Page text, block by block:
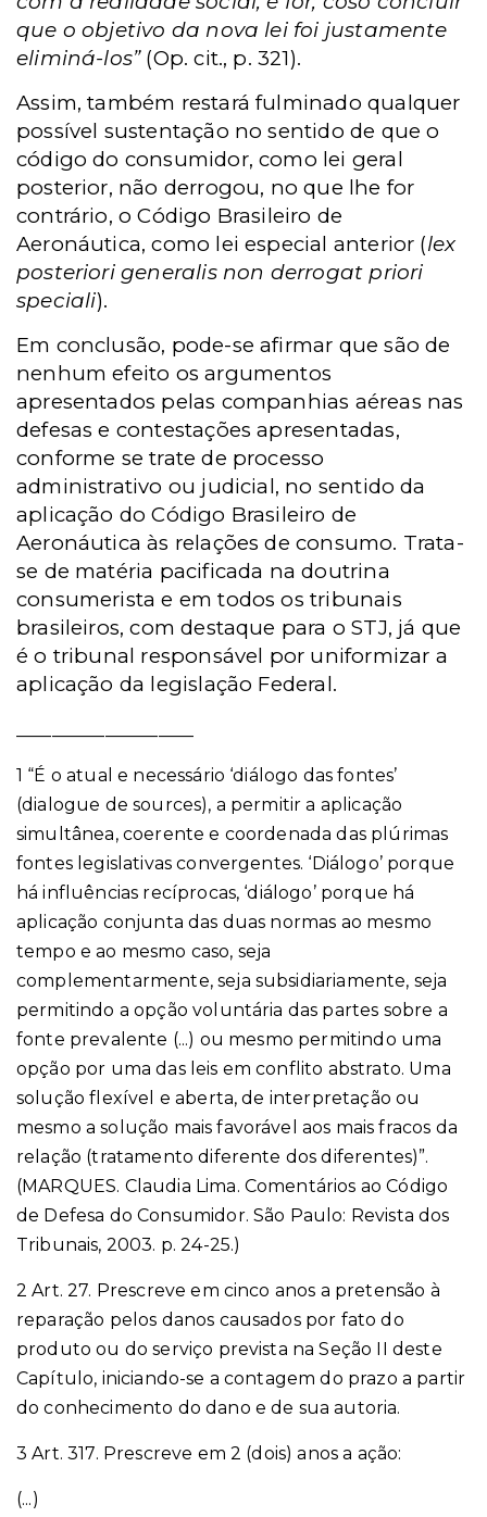
que o objetivo da nova lei foi justamente
eliminá-los”(Op. cit., p. 321).
Assim, também restará fulminado qualquer
possível sustentação no sentido de que o
código do consumidor, como lei geral
posterior, não derrogou, no que lhe for
contrário, o Código Brasileiro de
Aeronáutica, como lei especial anterior (lex
posteriori generalis non derrogat priori
speciali).
Em conclusão, pode-se afirmar que são de
nenhum efeito os argumentos
apresentados pelas companhias aéreas nas
defesas e contestações apresentadas,
conforme se trate de processo
administrativo ou judicial, no sentido da
aplicação do Código Brasileiro de
Aeronáutica às relações de consumo. Trata-
se de matéria pacificada na doutrina
consumerista e em todos os tribunais
brasileiros, com destaque para o STJ, já que
é o tribunal responsável por uniformizar a
aplicação da legislação Federal.
1 “É o atual e necessário ‘diálogo das fontes’
(dialogue de sources), a permitir a aplicação
simultânea, coerente e coordenada das plúrimas
fontes legislativas convergentes. ‘Diálogo’ porque
há influências recíprocas, ‘diálogo’ porque há
aplicação conjunta das duas normas ao mesmo
tempo e ao mesmo caso, seja
complementarmente, seja subsidiariamente, seja
permitindo a opção voluntária das partes sobre a
fonte prevalente (...) ou mesmo permitindo uma
opção por uma das leis em conflito abstrato. Uma
solução flexível e aberta, de interpretação ou
mesmo a solução mais favorável aos mais fracos da
relação (tratamento diferente dos diferentes)”.
(MARQUES. Claudia Lima. Comentários ao Código
de Defesa do Consumidor. São Paulo: Revista dos
Tribunais, 2003. p. 24-25.)
2 Art. 27. Prescreve em cinco anos a pretensão à
reparação pelos danos causados por fato do
produto ou do serviço prevista na Seção II deste
Capítulo, iniciando-se a contagem do prazo a partir
do conhecimento do dano e de sua autoria.
3 Art. 317. Prescreve em 2 (dois) anos a ação:
(...)